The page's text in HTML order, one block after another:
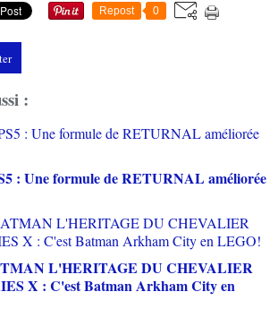
Repost 0
:
: Une formule de RETURNAL améliorée
L'HERITAGE DU CHEVALIER
X : C'est Batman Arkham City en